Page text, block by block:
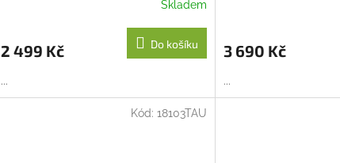
M
A
Skladem
2 499 Kč Do košíku
...
3 690 Kč
...
Kód: 18103TAU